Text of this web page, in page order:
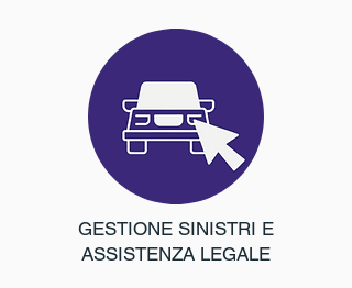
GESTIONE SINISTRI E
ASSISTENZA LEGALE